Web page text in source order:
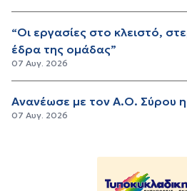
“Οι εργασίες στο κλειστό,
έδρα της ομάδας”
07 Αυγ. 2026
Ανανέωσε με τον Α.Ο. Σύρου η
07 Αυγ. 2026